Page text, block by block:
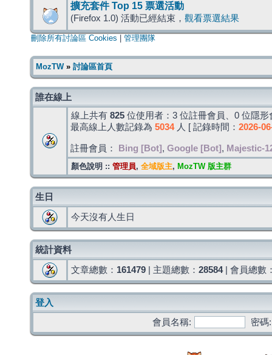
擴充套件 Top 15 票選活動
(Firefox 1.0) 活動已經結束， 觀看票選結果
刪除所有討論區 Cookies 管理團隊
MozTW» 討論區首頁
誰在線上
線上共有 825 位使用者：3 位註冊會員、0 位隱
最高線上人數記錄為 5034人 [ 記錄時間： 2026-
註冊會員： Bing [Bot] , Google [Bot] , Majestic-
顏色說明 :: 管理員, 全域版主, MozTW 版主群
生日
今天沒有人生日
統計資料
文章總數： 161479 | 主題總數： 28584| 會員總數
登入
會員名稱:
密碼: